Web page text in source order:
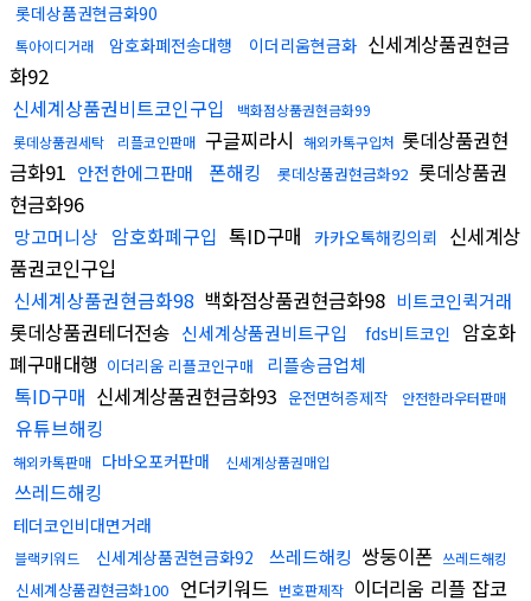
롯데상품권현금화90
톡아이디거래 암호화폐전송대행 이더리움현금화 신세계상품권현금
화92
신세계상품권비트코인구입
백화점상품권현금화99
롯데상품권세탁
리플코인판매 구글찌라시 해외카톡구입처 롯데상품권현
금화91 안전한에그판매 폰해킹 롯데상품권현금화92 롯데상품권
현금화96
망고머니상 암호화폐구입 톡ID구매 카카오톡해킹의뢰 신세계상
품권코인구입
신세계상품권현금화98 백화점상품권현금화98 비트코인퀵거래
롯데상품권테더전송 신세계상품권비트구입 fds비트코인
암호화
폐구매대행 이더리움 리플코인구매 리플송금업체
톡ID구매 신세계상품권현금화93 운전면허증제작 안전한라우터판매
유튜브해킹
해외카톡판매 다바오포커판매 신세계상품권매입
쓰레드해킹
테더코인비대면거래
블랙키워드 신세계상품권현금화92 쓰레드해킹 쌍둥이폰 쓰레드해킹
신세계상품권현금화100 언더키워드 번호판제작 이더리움 리플 잡코